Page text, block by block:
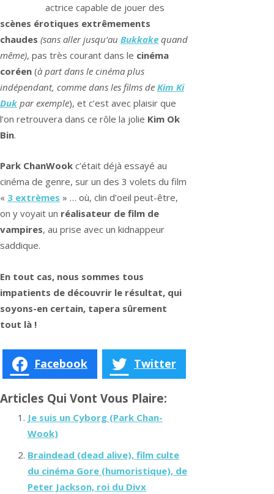
actrice capable de jouer des
scènes érotiques extrêmements
chaudes (sans aller jusqu’au Bukkake quand
même), pas très courant dans le cinéma
coréen (à part dans le cinéma plus
indépendant, comme dans les films de Kim Ki
Duk par exemple), et c’est avec plaisir que
l’on retrouvera dans ce rôle la jolie Kim Ok
Bin.
Park ChanWook c’était déjà essayé au
cinéma de genre, sur un des 3 volets du film
« 3 extrèmes » … où, clin d’oeil peut-être,
on y voyait un réalisateur de film de
vampires, au prise avec un kidnappeur
saddique.
En tout cas, nous sommes tous
impatients de découvrir le résultat, qui
soyons-en certain, tapera sûrement
tout là !
Facebook Twitter
Articles Qui Vont Vous Plaire:
Je suis un Cyborg (Park Chan-
Wook)
Braindead (dead alive), film culte
du cinéma Gore (humoristique), de
Peter Jackson, roi du Divx